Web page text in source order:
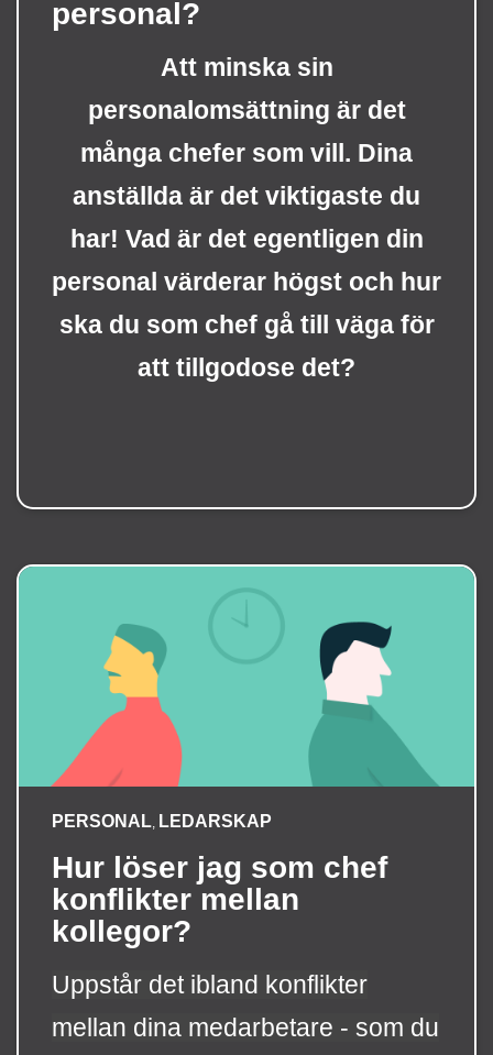
personal?
Att minska sin
personalomsättning är det
många chefer som vill. Dina
anställda är det viktigaste du
har! Vad är det egentligen din
personal värderar högst och hur
ska du som chef gå till väga för
att tillgodose det?
PERSONAL, LEDARSKAP
Hur löser jag som chef
konflikter mellan
kollegor?
Uppstår det ibland konflikter
mellan dina medarbetare - som du